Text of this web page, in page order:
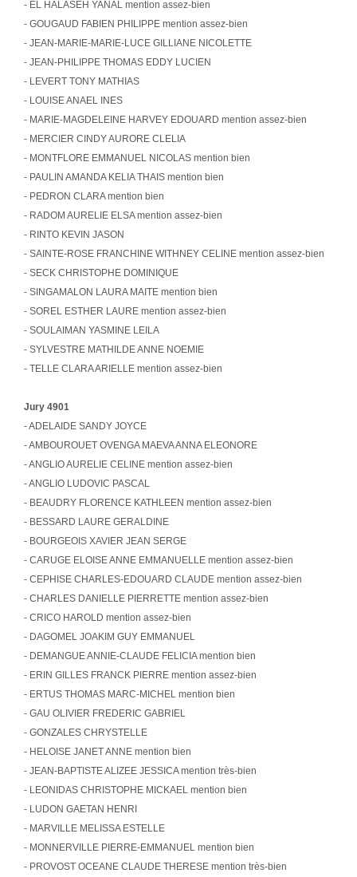
- EL HALASEH YANAL mention assez-bien
- GOUGAUD FABIEN PHILIPPE mention assez-bien
- JEAN-MARIE-MARIE-LUCE GILLIANE NICOLETTE
- JEAN-PHILIPPE THOMAS EDDY LUCIEN
- LEVERT TONY MATHIAS
- LOUISE ANAEL INES
- MARIE-MAGDELEINE HARVEY EDOUARD mention assez-bien
- MERCIER CINDY AURORE CLELIA
- MONTFLORE EMMANUEL NICOLAS mention bien
- PAULIN AMANDA KELIA THAIS mention bien
- PEDRON CLARA mention bien
- RADOM AURELIE ELSA mention assez-bien
- RINTO KEVIN JASON
- SAINTE-ROSE FRANCHINE WITHNEY CELINE mention assez-bien
- SECK CHRISTOPHE DOMINIQUE
- SINGAMALON LAURA MAITE mention bien
- SOREL ESTHER LAURE mention assez-bien
- SOULAIMAN YASMINE LEILA
- SYLVESTRE MATHILDE ANNE NOEMIE
- TELLE CLARA ARIELLE mention assez-bien
Jury 4901
- ADELAIDE SANDY JOYCE
- AMBOUROUET OVENGA MAEVA ANNA ELEONORE
- ANGLIO AURELIE CELINE mention assez-bien
- ANGLIO LUDOVIC PASCAL
- BEAUDRY FLORENCE KATHLEEN mention assez-bien
- BESSARD LAURE GERALDINE
- BOURGEOIS XAVIER JEAN SERGE
- CARUGE ELOISE ANNE EMMANUELLE mention assez-bien
- CEPHISE CHARLES-EDOUARD CLAUDE mention assez-bien
- CHARLES DANIELLE PIERRETTE mention assez-bien
- CRICO HAROLD mention assez-bien
- DAGOMEL JOAKIM GUY EMMANUEL
- DEMANGUE ANNIE-CLAUDE FELICIA mention bien
- ERIN GILLES FRANCK PIERRE mention assez-bien
- ERTUS THOMAS MARC-MICHEL mention bien
- GAU OLIVIER FREDERIC GABRIEL
- GONZALES CHRYSTELLE
- HELOISE JANET ANNE mention bien
- JEAN-BAPTISTE ALIZEE JESSICA mention très-bien
- LEONIDAS CHRISTOPHE MICKAEL mention bien
- LUDON GAETAN HENRI
- MARVILLE MELISSA ESTELLE
- MONNERVILLE PIERRE-EMMANUEL mention bien
- PROVOST OCEANE CLAUDE THERESE mention très-bien